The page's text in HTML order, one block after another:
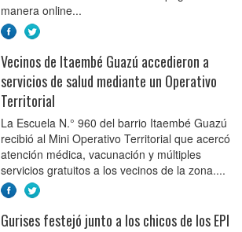
manera online...
Vecinos de Itaembé Guazú accedieron a
servicios de salud mediante un Operativo
Territorial
La Escuela N.° 960 del barrio Itaembé Guazú
recibió al Mini Operativo Territorial que acercó
atención médica, vacunación y múltiples
servicios gratuitos a los vecinos de la zona....
Gurises festejó junto a los chicos de los EPI